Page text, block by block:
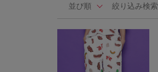
並び順 絞り込み検索